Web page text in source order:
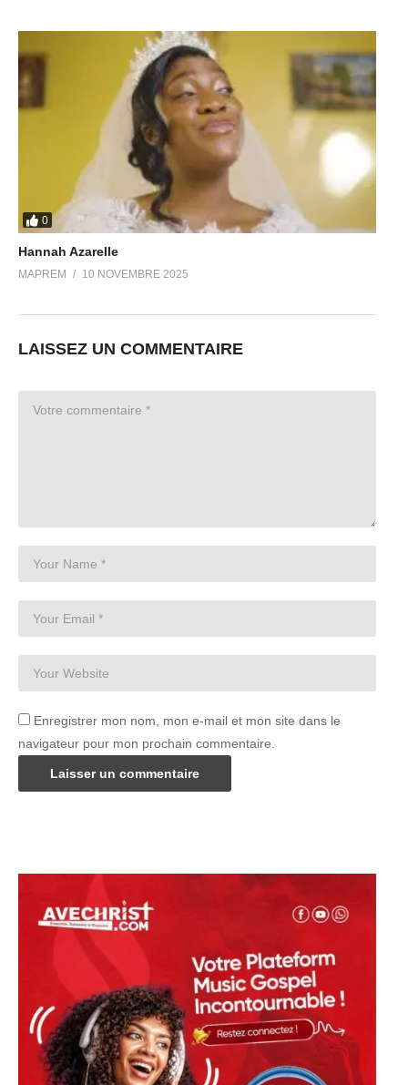
0
Hannah Azarelle
MAPREM 10 NOVEMBRE 2025
LAISSEZ UN COMMENTAIRE
Enregistrer mon nom, mon e-mail et mon site dans le
navigateur pour mon prochain commentaire.